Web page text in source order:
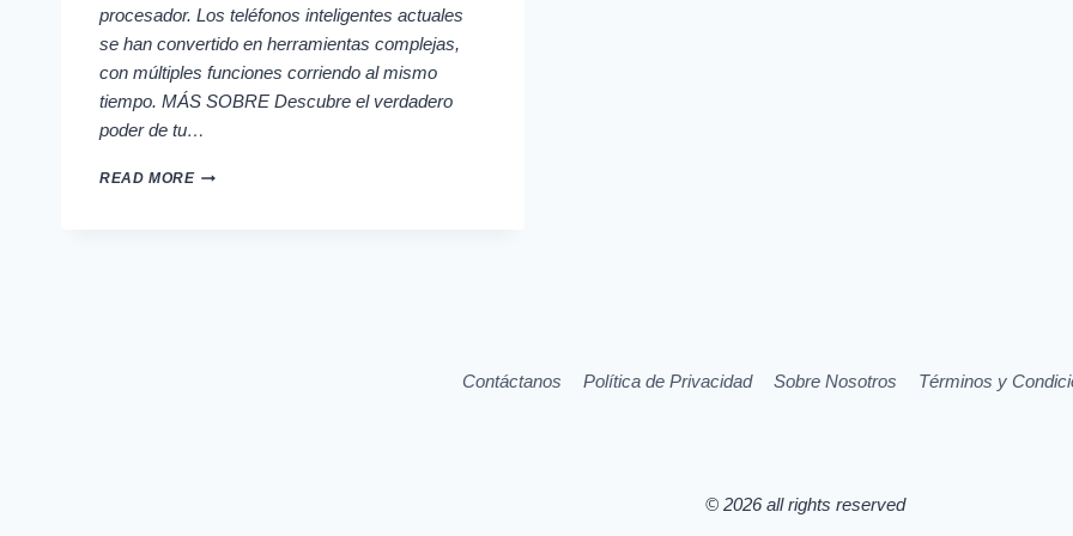
procesador. Los teléfonos inteligentes actuales
se han convertido en herramientas complejas,
con múltiples funciones corriendo al mismo
tiempo. MÁS SOBRE Descubre el verdadero
poder de tu…
READ MORECONTROLA
Contáctanos Política de Privacidad Sobre Nosotros Términos y
© 2026 all rights reserved